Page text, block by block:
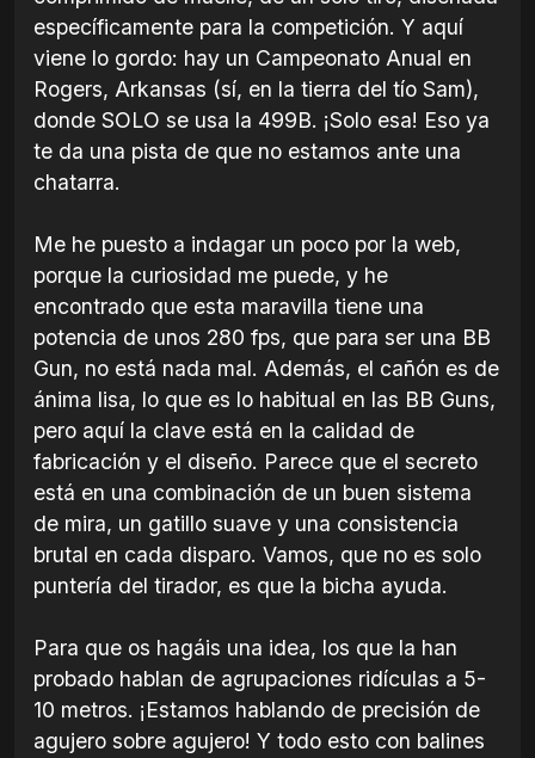
específicamente para la competición. Y aquí
viene lo gordo: hay un Campeonato Anual en
Rogers, Arkansas (sí, en la tierra del tío Sam),
donde SOLO se usa la 499B. ¡Solo esa! Eso ya
te da una pista de que no estamos ante una
chatarra.
Me he puesto a indagar un poco por la web,
porque la curiosidad me puede, y he
encontrado que esta maravilla tiene una
potencia de unos 280 fps, que para ser una BB
Gun, no está nada mal. Además, el cañón es de
ánima lisa, lo que es lo habitual en las BB Guns,
pero aquí la clave está en la calidad de
fabricación y el diseño. Parece que el secreto
está en una combinación de un buen sistema
de mira, un gatillo suave y una consistencia
brutal en cada disparo. Vamos, que no es solo
puntería del tirador, es que la bicha ayuda.
Para que os hagáis una idea, los que la han
probado hablan de agrupaciones ridículas a 5-
10 metros. ¡Estamos hablando de precisión de
agujero sobre agujero! Y todo esto con balines